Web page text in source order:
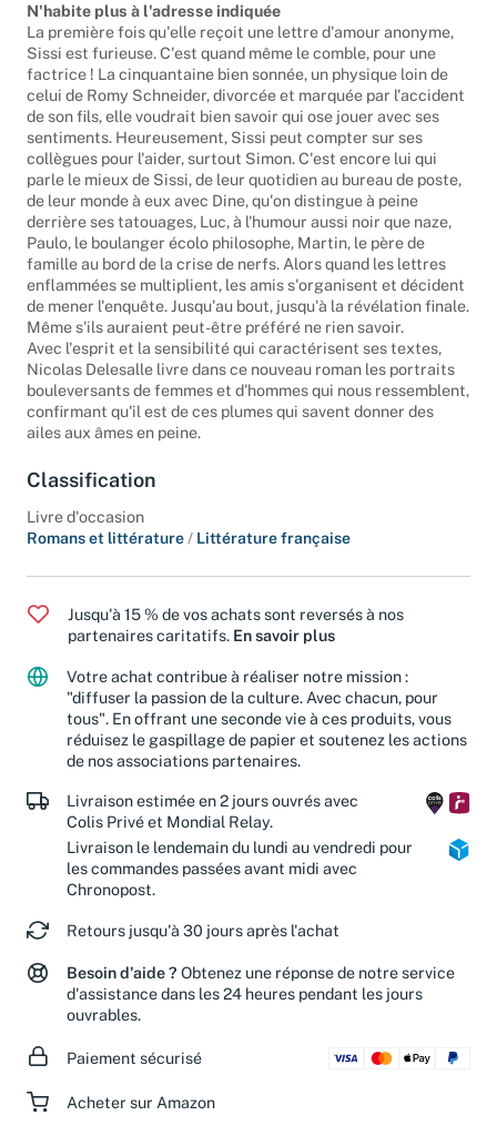
N'habite plus à l'adresse indiquée
La première fois qu'elle reçoit une lettre d'amour anonyme,
Sissi est furieuse. C'est quand même le comble, pour une
factrice ! La cinquantaine bien sonnée, un physique loin de
celui de Romy Schneider, divorcée et marquée par l'accident
de son fils, elle voudrait bien savoir qui ose jouer avec ses
sentiments. Heureusement, Sissi peut compter sur ses
collègues pour l'aider, surtout Simon. C'est encore lui qui
parle le mieux de Sissi, de leur quotidien au bureau de poste,
de leur monde à eux avec Dine, qu'on distingue à peine
derrière ses tatouages, Luc, à l'humour aussi noir que naze,
Paulo, le boulanger écolo philosophe, Martin, le père de
famille au bord de la crise de nerfs. Alors quand les lettres
enflammées se multiplient, les amis s'organisent et décident
de mener l'enquête. Jusqu'au bout, jusqu'à la révélation finale.
Même s'ils auraient peut-être préféré ne rien savoir.
Avec l'esprit et la sensibilité qui caractérisent ses textes,
Nicolas Delesalle livre dans ce nouveau roman les portraits
bouleversants de femmes et d'hommes qui nous ressemblent,
confirmant qu'il est de ces plumes qui savent donner des
ailes aux âmes en peine.
Classification
Livre d'occasion
Romans et littérature / Littérature française
Jusqu'à 15 % de vos achats sont reversés à nos
partenaires caritatifs. En savoir plus
Votre achat contribue à réaliser notre mission :
"diffuser la passion de la culture. Avec chacun, pour
tous". En offrant une seconde vie à ces produits, vous
réduisez le gaspillage de papier et soutenez les actions
de nos associations partenaires.
Livraison estimée en 2 jours ouvrés avec
Colis Privé et Mondial Relay.
Livraison le lendemain du lundi au vendredi pour
les commandes passées avant midi avec
Chronopost.
Retours jusqu'à 30 jours après l'achat
Besoin d'aide ? Obtenez une réponse de notre service
d'assistance dans les 24 heures pendant les jours
ouvrables.
Paiement sécurisé
Acheter sur Amazon